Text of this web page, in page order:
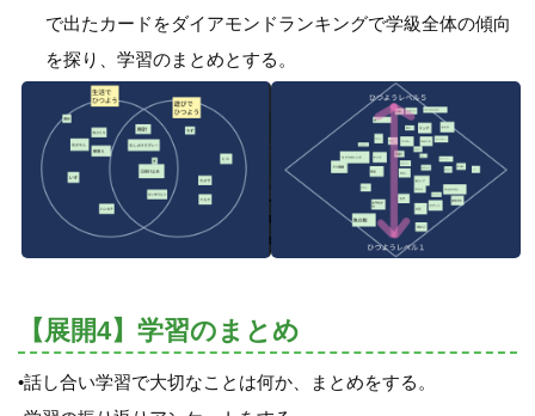
で出たカードをダイアモンドランキングで学級全体の傾向
を探り、学習のまとめとする。
【展開4】学習のまとめ
•話し合い学習で大切なことは何か、まとめをする。